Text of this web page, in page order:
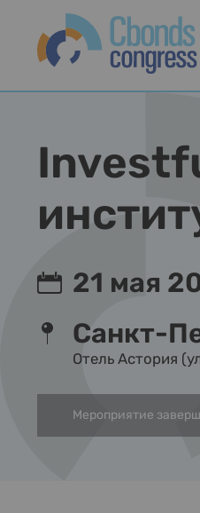
21 мая
Санкт-
Отель Астория
Мероприятие